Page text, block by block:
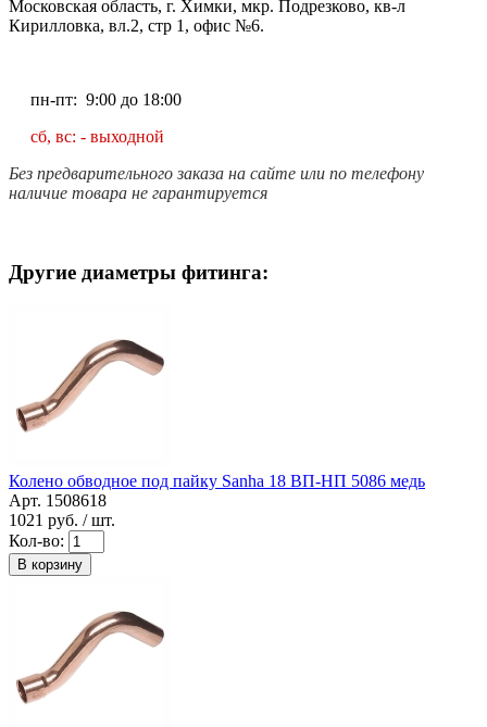
Московская область, г. Химки, мкр. Подрезково, кв-л
Кирилловка, вл.2, стр 1, офис №6.
пн-пт: 9:00 до 18:00
сб, вс: - выходной
Без предварительного заказа на сайте или по телефону
наличие товара не гарантируется
Другие диаметры фитинга:
Колено обводное под пайку Sanha 18 ВП-НП 5086 медь
Арт. 1508618
1021 руб. / шт.
Кол-во:
В корзину